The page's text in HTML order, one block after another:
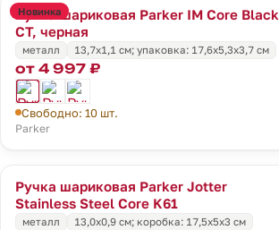
Новинка
Ручка шариковая Parker IM Core Black
CT, черная
металл 13,7x1,1 см; упаковка: 17,6x5,3x3,7 см
от 4 997 ₽
Свободно: 10 шт.
Parker
Ручка шариковая Parker Jotter
Stainless Steel Core K61
металл 13,0х0,9 см; коробка: 17,5х5х3 см